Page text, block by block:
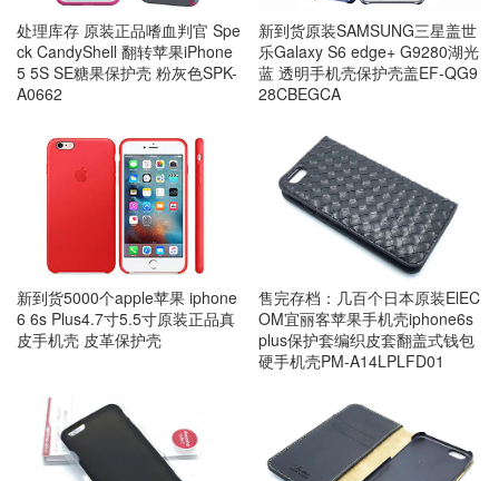
处理库存 原装正品嗜血判官 Spe
ck CandyShell 翻转苹果iPhone
5 5S SE糖果保护壳 粉灰色SPK-
A0662
新到货原装SAMSUNG三星盖世
乐Galaxy S6 edge+ G9280湖光
蓝 透明手机壳保护壳盖EF-QG9
28CBEGCA
新到货5000个apple苹果 iphone
6 6s Plus4.7寸5.5寸原装正品真
皮手机壳 皮革保护壳
售完存档：几百个日本原装ElEC
OM宜丽客苹果手机壳iphone6s
plus保护套编织皮套翻盖式钱包
硬手机壳PM-A14LPLFD01